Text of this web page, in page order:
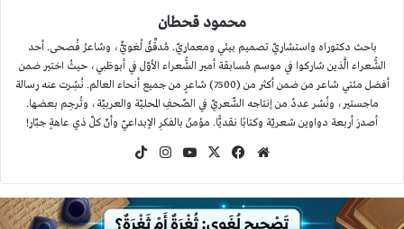
محمود قحطان
باحث دكتوراه واستشاريّ تصميم بيئي ومعماريّ. مُدقِّقٌ لُغويٌّ، وشاعرُ فُصحى. أحد
الشُّعراء الَّذين شاركوا في موسم مُسابقة أمير الشُّعراء الأوّل في أبوظبي، حيثُ اختير ضمن
أفضل مئتي شاعر من ضمن أكثر من (7500) شاعرٍ من جميع أنحاء العالم. نُشِرت عنه رسالة
ماجستير، ونُشر عددٌ من إنتاجه الشّعريّ في الصّحفِ المحليّة والعربيّة، وتُرجِم بعضها.
أصدرَ أربعة دواوين شعريّة وكتابًا نقديًّا. مؤمنٌ بالفكرِ الإبداعيّ وأنّ كلّ ذي عاهةٍ جبّار!
موقع
فيسبوك
‫X
‫YouTubeانستقرام